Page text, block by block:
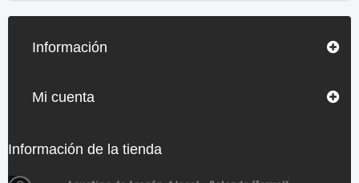
Información
Mi cuenta
Información de la tienda